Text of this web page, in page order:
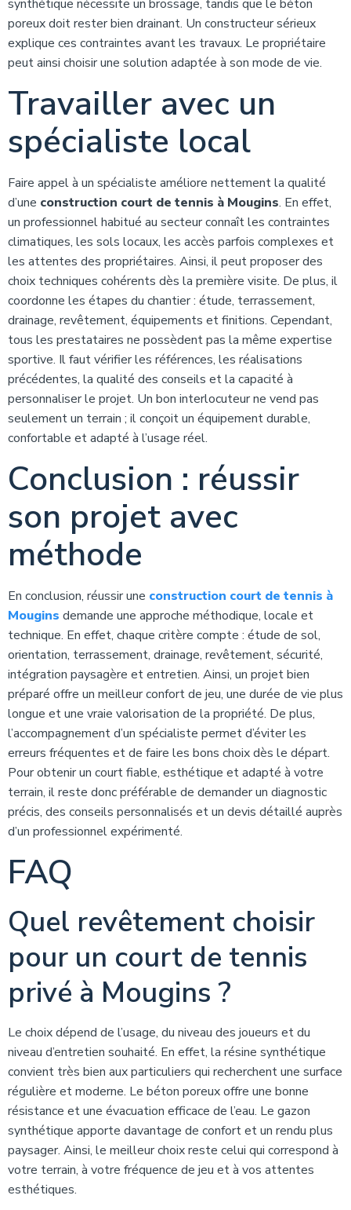
synthétique nécessite un brossage, tandis que le béton
poreux doit rester bien drainant. Un constructeur sérieux
explique ces contraintes avant les travaux. Le propriétaire
peut ainsi choisir une solution adaptée à son mode de vie.
Travailler avec un
spécialiste local
Faire appel à un spécialiste améliore nettement la qualité
d’une construction court de tennis à Mougins. En effet,
un professionnel habitué au secteur connaît les contraintes
climatiques, les sols locaux, les accès parfois complexes et
les attentes des propriétaires. Ainsi, il peut proposer des
choix techniques cohérents dès la première visite. De plus, il
coordonne les étapes du chantier : étude, terrassement,
drainage, revêtement, équipements et finitions. Cependant,
tous les prestataires ne possèdent pas la même expertise
sportive. Il faut vérifier les références, les réalisations
précédentes, la qualité des conseils et la capacité à
personnaliser le projet. Un bon interlocuteur ne vend pas
seulement un terrain ; il conçoit un équipement durable,
confortable et adapté à l’usage réel.
Conclusion : réussir
son projet avec
méthode
En conclusion, réussir une construction court de tennis à
Mougins demande une approche méthodique, locale et
technique. En effet, chaque critère compte : étude de sol,
orientation, terrassement, drainage, revêtement, sécurité,
intégration paysagère et entretien. Ainsi, un projet bien
préparé offre un meilleur confort de jeu, une durée de vie plus
longue et une vraie valorisation de la propriété. De plus,
l’accompagnement d’un spécialiste permet d’éviter les
erreurs fréquentes et de faire les bons choix dès le départ.
Pour obtenir un court fiable, esthétique et adapté à votre
terrain, il reste donc préférable de demander un diagnostic
précis, des conseils personnalisés et un devis détaillé auprès
d’un professionnel expérimenté.
FAQ
Quel revêtement choisir
pour un court de tennis
privé à Mougins ?
Le choix dépend de l’usage, du niveau des joueurs et du
niveau d’entretien souhaité. En effet, la résine synthétique
convient très bien aux particuliers qui recherchent une surface
régulière et moderne. Le béton poreux offre une bonne
résistance et une évacuation efficace de l’eau. Le gazon
synthétique apporte davantage de confort et un rendu plus
paysager. Ainsi, le meilleur choix reste celui qui correspond à
votre terrain, à votre fréquence de jeu et à vos attentes
esthétiques.